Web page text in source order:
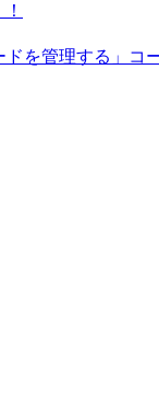
ドを管理する」コ